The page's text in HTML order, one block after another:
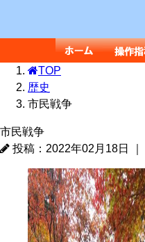
TOP
歴史
市民戦争
市民戦争
投稿：2022年02月18日